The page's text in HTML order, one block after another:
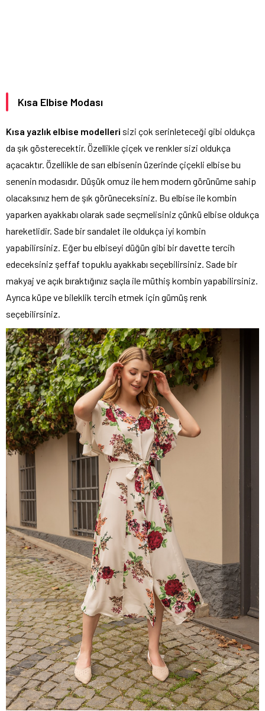
Kısa Elbise Modası
Kısa yazlık elbise modelleri sizi çok serinleteceği gibi oldukça
da şık gösterecektir. Özellikle çiçek ve renkler sizi oldukça
açacaktır. Özellikle de sarı elbisenin üzerinde çiçekli elbise bu
senenin modasıdır. Düşük omuz ile hem modern görünüme sahip
olacaksınız hem de şık görüneceksiniz. Bu elbise ile kombin
yaparken ayakkabı olarak sade seçmelisiniz çünkü elbise oldukça
hareketlidir. Sade bir sandalet ile oldukça iyi kombin
yapabilirsiniz. Eğer bu elbiseyi düğün gibi bir davette tercih
edeceksiniz şeffaf topuklu ayakkabı seçebilirsiniz. Sade bir
makyaj ve açık bıraktığınız saçla ile müthiş kombin yapabilirsiniz.
Ayrıca küpe ve bileklik tercih etmek için gümüş renk
seçebilirsiniz.